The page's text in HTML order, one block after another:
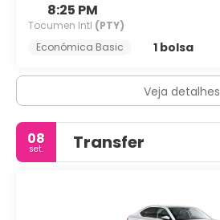
8:25 PM
Tocumen Intl (PTY)
Económica Basic
1 bolsa
Veja detalhes
08
set. Transfer